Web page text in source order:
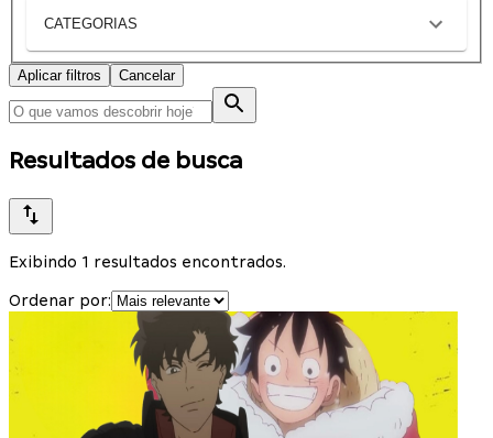
CATEGORIAS
Aplicar filtros Cancelar
Resultados de busca
Exibindo 1 resultados encontrados.
Ordenar por: